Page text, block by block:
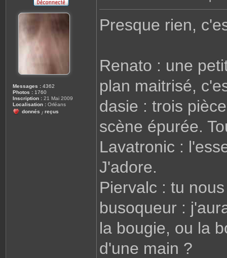
Messages : 4362
Photos : 1760
Inscription : 21 Mai 2009
Localisation : Orléans
donnés / reçus
e
a
Presque rien,
Renato : une
plan maitrisé,
dasie : trois
scène épurée.
Lavatronic :
J'adore.
Piervalc : tu
busoqueur :
la bougie, ou la
d'une main ?